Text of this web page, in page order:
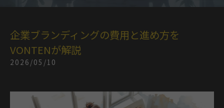
企業ブランディングの費用と進め方を
VONTENが解説
2026/05/10